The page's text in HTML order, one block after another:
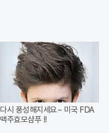
다시 풍성해지세요~ 미국 FDA
맥주효모샴푸 !!